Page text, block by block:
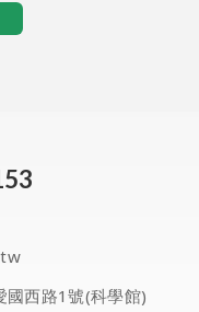
西路1號(科學館)